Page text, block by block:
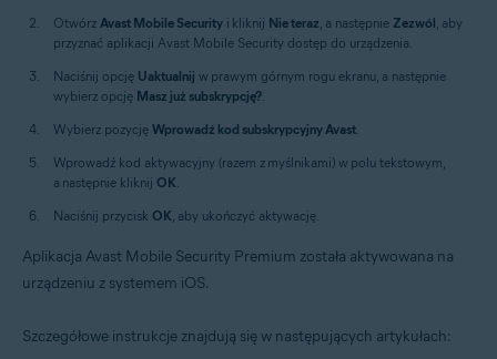
Otwórz Avast Mobile Security i kliknij Nie teraz, a następnie Zezwól, aby
przyznać aplikacji Avast Mobile Security dostęp do urządzenia.
Naciśnij opcję Uaktualnij w prawym górnym rogu ekranu, a następnie
wybierz opcję Masz już subskrypcję?.
Wybierz pozycję Wprowadź kod subskrypcyjny Avast.
Wprowadź kod aktywacyjny (razem z myślnikami) w polu tekstowym,
a następnie kliknij OK.
Naciśnij przycisk OK, aby ukończyć aktywację.
Aplikacja Avast Mobile Security Premium została aktywowana na
urządzeniu z systemem iOS.
Szczegółowe instrukcje znajdują się w następujących artykułach: